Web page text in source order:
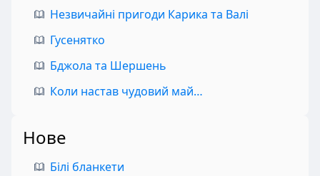
Незвичайні пригоди Карика та Валі
Гусенятко
Бджола та Шершень
Коли настав чудовий май…
Нове
Білі бланкети